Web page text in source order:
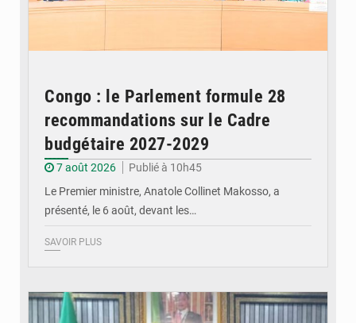
Congo : le Parlement formule 28
recommandations sur le Cadre
budgétaire 2027-2029
7 août 2026
Publié à 10h45
Le Premier ministre, Anatole Collinet Makosso, a
présenté, le 6 août, devant les…
SAVOIR PLUS